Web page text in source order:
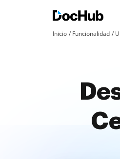
Inicio Funcionalidad